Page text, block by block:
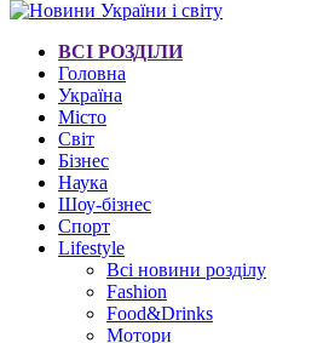
ВСІ РОЗДІЛИ
Головна
Україна
Місто
Світ
Бізнес
Наука
Шоу-бізнес
Спорт
Lifestyle
Всі новини розділу
Fashion
Food&Drinks
Мотори